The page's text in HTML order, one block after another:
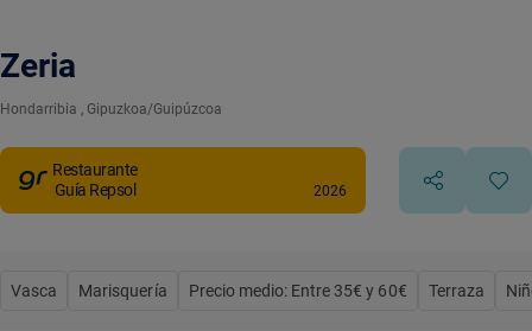
Zeria
Hondarribia , Gipuzkoa/Guipúzcoa
Restaurante
Guía Repsol
2026
Vasca Marisquería Precio medio: Entre 35€ y 60€ Terraza